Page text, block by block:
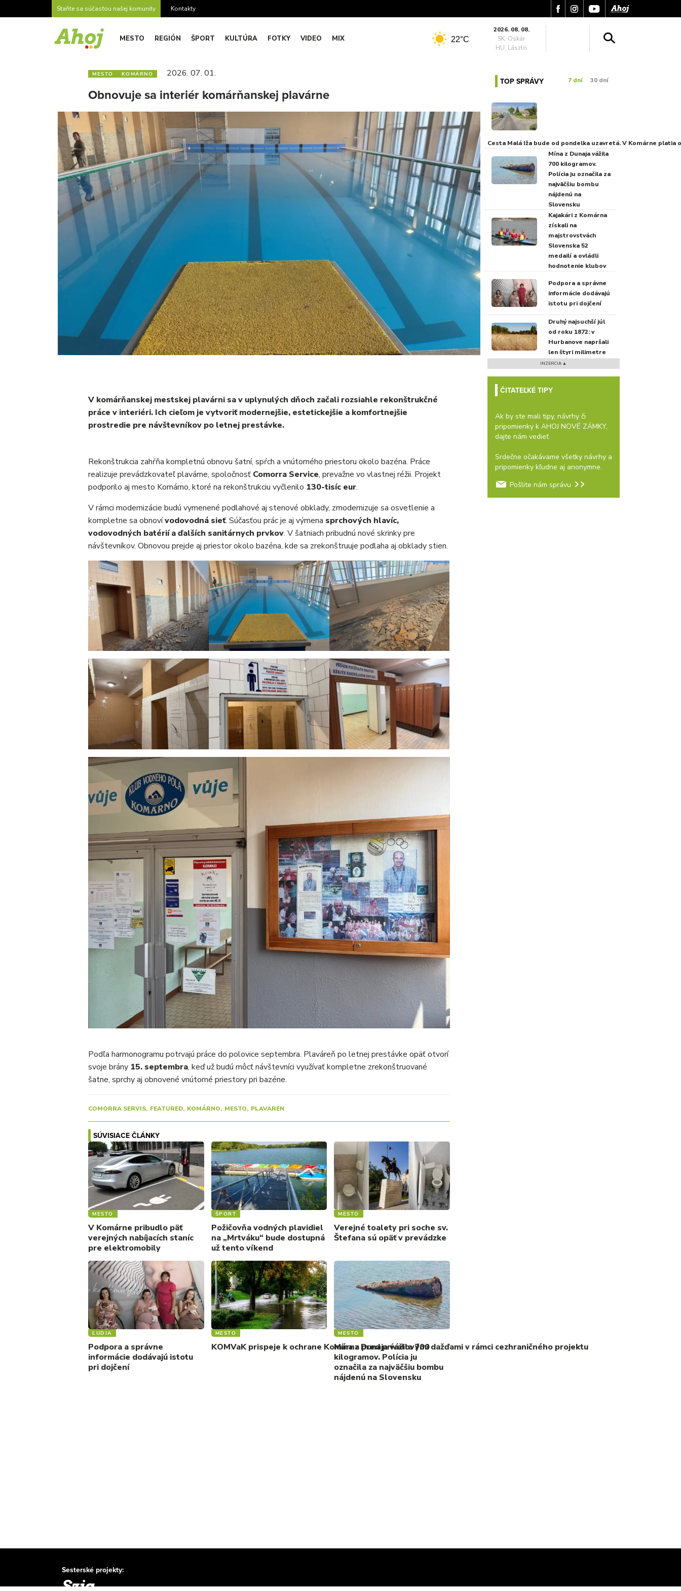
Staňte sa súčasťou našej komunity Kontakty
MESTO REGIÓN ŠPORT KULTÚRA FOTKY VIDEO MIX 22°C
2026. 08. 08.
SK: Oskár
HU: László
MESTO KOMÁRNO 2026. 07. 01.
Obnovuje sa interiér komárňanskej plavárne
V komárňanskej mestskej plavárni sa v uplynulých dňoch začali rozsiahle rekonštrukčné
práce v interiéri. Ich cieľom je vytvoriť modernejšie, estetickejšie a komfortnejšie
prostredie pre návštevníkov po letnej prestávke.
Rekonštrukcia zahŕňa kompletnú obnovu šatní, spŕch a vnútorného priestoru okolo bazéna. Práce
realizuje prevádzkovateľ plavárne, spoločnosť Comorra Service, prevažne vo vlastnej réžii. Projekt
podporilo aj mesto Komárno, ktoré na rekonštrukciu vyčlenilo 130-tisíc eur.
V rámci modernizácie budú vymenené podlahové aj stenové obklady, zmodernizuje sa osvetlenie a
kompletne sa obnovívodovodná sieť. Súčasťou prác je aj výmena sprchových hlavíc,
vodovodných batérií a ďalších sanitárnych prvkov. V šatniach pribudnú nové skrinky pre
návštevníkov. Obnovou prejde aj priestor okolo bazéna, kde sa zrekonštruuje podlaha aj obklady stien.
Podľa harmonogramu potrvajú práce do polovice septembra. Plaváreň po letnej prestávke opäť otvorí
svoje brány 15. septembra, keď už budú môcť návštevníci využívať kompletne zrekonštruované
šatne, sprchy aj obnovené vnútorné priestory pri bazéne.
COMORRA SERVIS FEATURED KOMÁRNO MESTO PLAVAREN
SÚVISIACE ČLÁNKY
MESTO
V Komárne pribudlo päť
verejných nabíjacích staníc
pre elektromobily
ŠPORT
Požičovňa vodných plavidiel
na „Mrtváku“ bude dostupná
už tento víkend
MESTO
Verejné toalety pri soche sv.
Štefana sú opäť v prevádzke
ĽUDIA
Podpora a správne
informácie dodávajú istotu
pri dojčení
MESTO
KOMVaK prispeje k ochrane Komárna pred prívalovými dažďami v rámci cezhraničného projektu
MESTO
Mína z Dunaja vážila 700
kilogramov. Polícia ju
označila za najväčšiu bombu
nájdenú na Slovensku
TOP SPRÁVY 7 dní 30 dní
Cesta Malá Iža bude od pondelka uzavretá. V Komárne platia
Mína z Dunaja vážila
700 kilogramov.
Polícia ju označila za
najväčšiu bombu
nájdenú na
Slovensku
Kajakári z Komárna
získali na
majstrovstvách
Slovenska 52
medailí a ovládli
hodnotenie klubov
Podpora a správne
informácie dodávajú
istotu pri dojčení
Druhý najsuchší júl
od roku 1872: v
Hurbanove napršali
len štyri milimetre
INZERCIA ▲
ČITATEĽKÉ TIPY
Ak by ste mali tipy, návrhy či
pripomienky k AHOJ NOVÉ ZÁMKY,
dajte nám vedieť.
Srdečne očakávame všetky návrhy a
pripomienky kľudne aj anonymne.
Pošlite nám správu
Sesterské projekty: